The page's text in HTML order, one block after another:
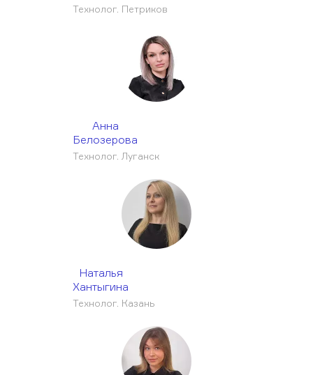
Технолог. Петриков
Анна
Белозерова
Технолог. Луганск
Наталья
Хантыгина
Технолог. Казань